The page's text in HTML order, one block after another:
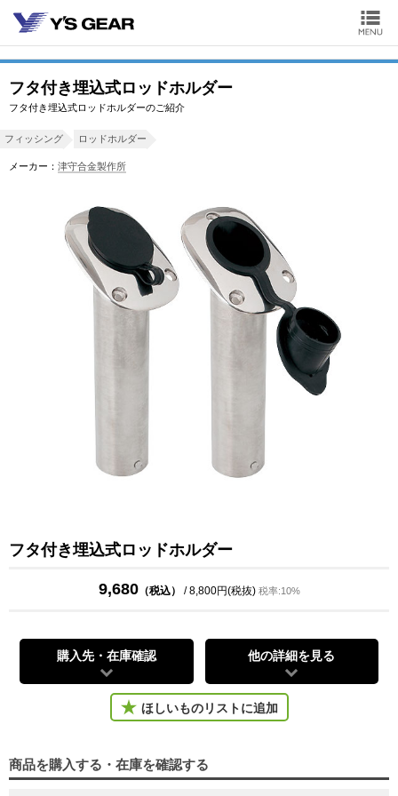
フタ付き埋込式ロッドホルダー
フタ付き埋込式ロッドホルダーのご紹介
フィッシング ロッドホルダー
メーカー： 津守合金製作所
フタ付き埋込式ロッドホルダー
9,680（税込） / 8,800円(税抜) 税率:10%
購入先・在庫確認 他の詳細を見る
ほしいものリストに追加
商品を購入する・在庫を確認する